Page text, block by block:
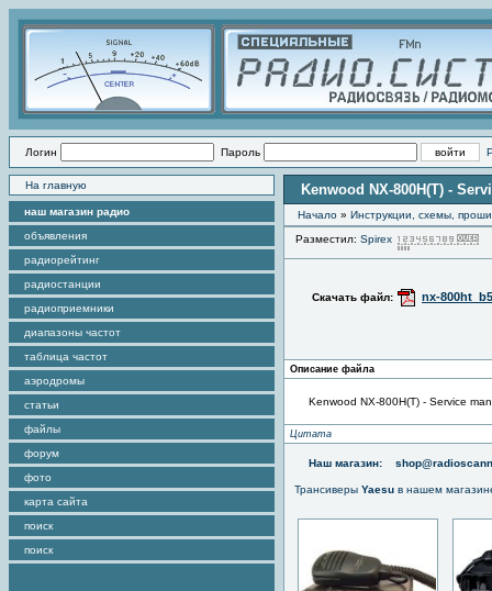
Логин Пароль
На главную
наш магазин радио
объявления
радиорейтинг
радиостанции
радиоприемники
диапазоны частот
таблица частот
аэродромы
статьи
файлы
форум
фото
карта сайта
поиск
поиск
Kenwood NX-800H(T) -
Начало » Инструкции, схемы,
Разместил: Spirex
Скачать файл: nx-
Описание файла
Kenwood NX-800H(T) - Service
Цитата
Наш магазин:
Трансиверы Yaesu в нашем